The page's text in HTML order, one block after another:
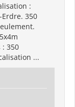
:
350
350
...